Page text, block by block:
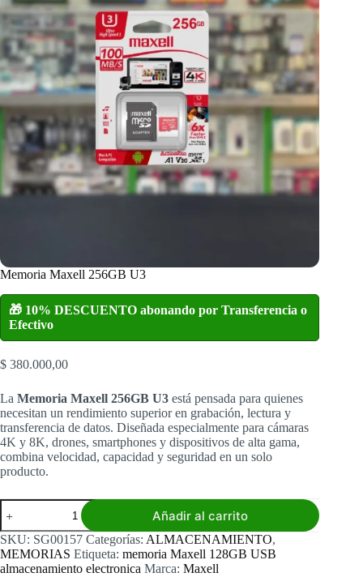
Memoria Maxell 256GB U3
🎁 10% DESCUENTO abonando por Transferencia o
Efectivo
$ 380.000,00
La Memoria Maxell 256GB U3 está pensada para quienes
necesitan un rendimiento superior en grabación, lectura y
transferencia de datos. Diseñada especialmente para cámaras
4K y 8K, drones, smartphones y dispositivos de alta gama,
combina velocidad, capacidad y seguridad en un solo
producto.
Memoria
Maxell
256GB
U3
cantidad
Añadir al carrito
SKU: SG00157 Categorías: ALMACENAMIENTO,
MEMORIAS Etiqueta: memoria Maxell 128GB USB
almacenamiento electronica Marca: Maxell